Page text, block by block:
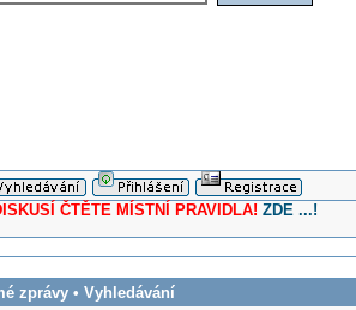
ČTĚTE MÍSTNÍ PRAVIDLA! ZDE ...!
zprávy• Vyhledávání